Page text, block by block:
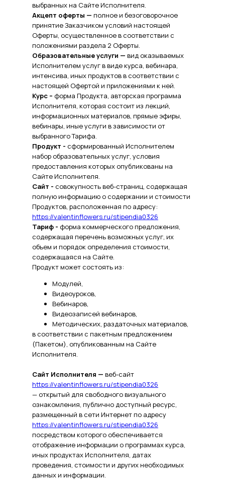
выбранных на Сайте Исполнителя.
Акцепт оферты — полное и безоговорочное
принятие Заказчиком условий настоящей
Оферты, осуществленное в соответствии с
положениями раздела 2 Оферты.
Образовательные услуги — вид оказываемых
Исполнителем услуг в виде курса, вебинара,
интенсива, иных продуктов в соответствии с
настоящей Офертой и приложениями к ней.
Курс – форма Продукта, авторская программа
Исполнителя, которая состоит из лекций,
информационных материалов, прямые эфиры,
вебинары, иные услуги в зависимости от
выбранного Тарифа.
Продукт - сформированный Исполнителем
набор образовательных услуг, условия
предоставления которых опубликованы на
Сайте Исполнителя.
Сайт - совокупность веб-страниц, содержащая
полную информацию о содержании и стоимости
Продуктов, расположенная по адресу:
https://valentinflowers.ru/stipendia0326
Тариф - форма коммерческого предложения,
содержащая перечень возможных услуг, их
объем и порядок определения стоимости,
содержащаяся на Сайте.
Продукт может состоять из:
Модулей,
Видеоуроков,
Вебинаров,
Видеозаписей вебинаров,
Методических, раздаточных материалов,
в соответствии с пакетным предложением
(Пакетом), опубликованным на Сайте
Исполнителя.
Сайт Исполнителя — веб-сайт
https://valentinflowers.ru/stipendia0326
— открытый для свободного визуального
ознакомления, публично доступный ресурс,
размещенный в сети Интернет по адресу
https://valentinflowers.ru/stipendia0326
посредством которого обеспечивается
отображение информации о программах курса,
иных продуктах Исполнителя, датах
проведения, стоимости и других необходимых
данных и информации.